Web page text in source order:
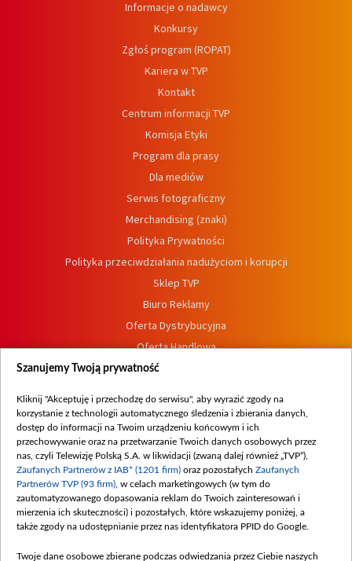
Informacje o nadawcy
Konkursy
Zgłoś program (ROPAT)
Kariera w TVP
Kontakt
Centrum informacji TVP
Komisja Etyki
Program dla prasy
Dla mediów
Serwis fotograficzny
Merchandising (znaki)
Polityka Prywatności
Polityka przeciwdziałania nadużyciom i korupcji
Sklep TVP
Biuro Reklamy
Oferta Dystrybucyjna
Oferta Handlowa
Dostępność
Procedura zgłoszeń wewnętrznych
Szanujemy Twoją prywatność
Kliknij "Akceptuję i przechodzę do serwisu", aby wyrazić zgody na
korzystanie z technologii automatycznego śledzenia i zbierania danych,
dostęp do informacji na Twoim urządzeniu końcowym i ich
przechowywanie oraz na przetwarzanie Twoich danych osobowych przez
nas, czyli Telewizję Polską S.A. w likwidacji (zwaną dalej również „TVP”),
Zaufanych Partnerów z IAB* (1201 firm) oraz pozostałych Zaufanych
Partnerów TVP (93 firm) , w celach marketingowych (w tym do
zautomatyzowanego dopasowania reklam do Twoich zainteresowań i
mierzenia ich skuteczności) i pozostałych, które wskazujemy poniżej, a
także zgody na udostępnianie przez nas identyfikatora PPID do Google.
Twoje dane osobowe zbierane podczas odwiedzania przez Ciebie naszych